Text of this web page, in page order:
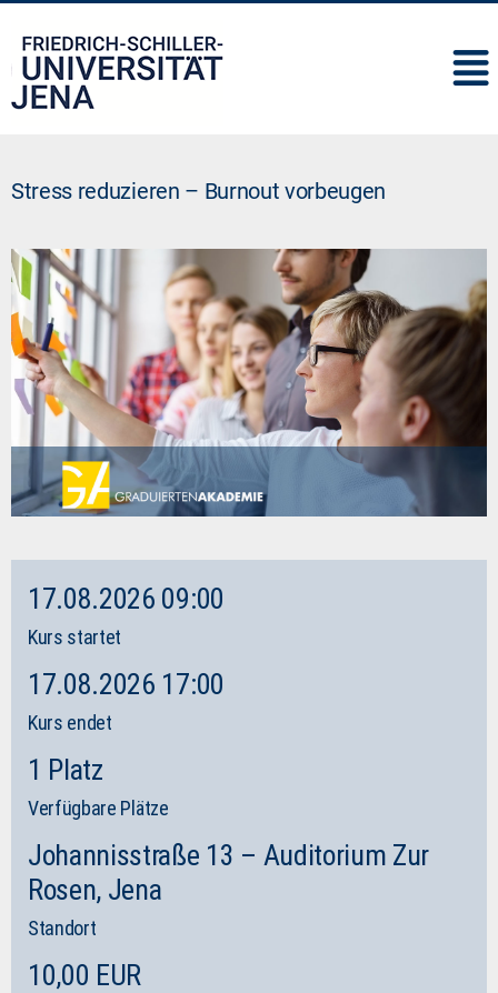
Stress reduzieren – Burnout vorbeugen
17.08.2026 09:00
Kurs startet
17.08.2026 17:00
Kurs endet
1 Platz
Verfügbare Plätze
Johannisstraße 13 – Auditorium Zur
Rosen, Jena
Standort
10,00 EUR